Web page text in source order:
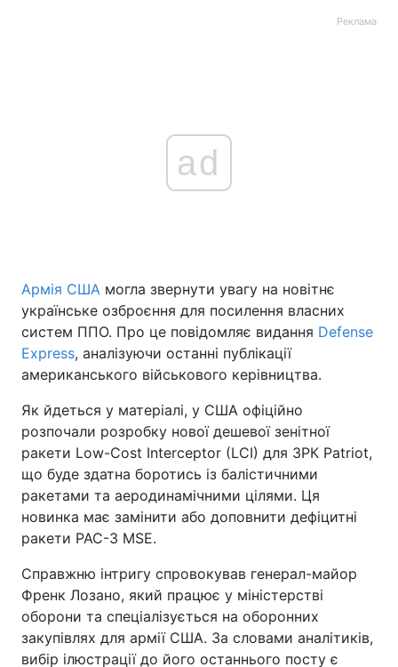
Реклама
ad
Армія США могла звернути увагу на новітнє
українське озброєння для посилення власних
систем ППО. Про це повідомляє видання Defense
Express, аналізуючи останні публікації
американського військового керівництва.
Як йдеться у матеріалі, у США офіційно
розпочали розробку нової дешевої зенітної
ракети Low-Cost Interceptor (LCI) для ЗРК Patriot,
що буде здатна боротись із балістичними
ракетами та аеродинамічними цілями. Ця
новинка має замінити або доповнити дефіцитні
ракети PAC-3 MSE.
Справжню інтригу спровокував генерал-майор
Френк Лозано, який працює у міністерстві
оборони та спеціалізується на оборонних
закупівлях для армії США. За словами аналітиків,
вибір ілюстрації до його останнього посту є